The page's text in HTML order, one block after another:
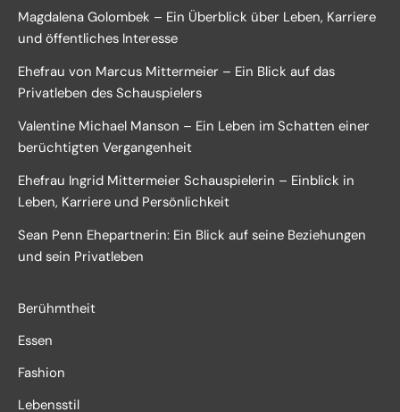
Magdalena Golombek – Ein Überblick über Leben, Karriere
und öffentliches Interesse
Ehefrau von Marcus Mittermeier – Ein Blick auf das
Privatleben des Schauspielers
Valentine Michael Manson – Ein Leben im Schatten einer
berüchtigten Vergangenheit
Ehefrau Ingrid Mittermeier Schauspielerin – Einblick in
Leben, Karriere und Persönlichkeit
Sean Penn Ehepartnerin: Ein Blick auf seine Beziehungen
und sein Privatleben
Berühmtheit
Essen
Fashion
Lebensstil